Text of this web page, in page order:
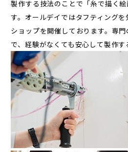
製作する技法のことで「糸で描く
す。オールデイではタフティング
ショップを開催しております。専
で、経験がなくても安心して製作す